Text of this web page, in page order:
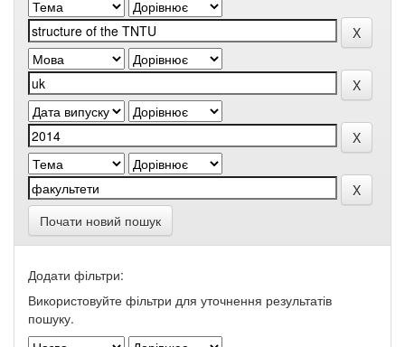
Почати новий пошук
Додати фільтри:
Використовуйте фільтри для уточнення результатів
пошуку.